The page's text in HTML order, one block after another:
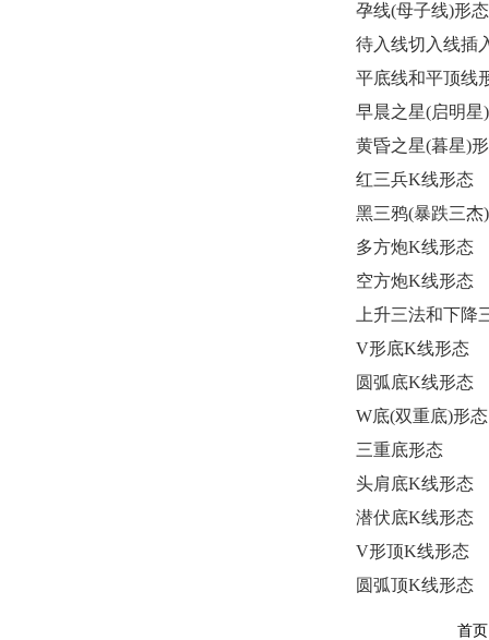
孕线(母子线)形态
待入线切入线插
平底线和平顶线
早晨之星(启明星
黄昏之星(暮星)
红三兵K线形态
黑三鸦(暴跌三杰
多方炮K线形态
空方炮K线形态
上升三法和下降
V形底K线形态
圆弧底K线形态
W底(双重底)形态
三重底形态
头肩底K线形态
潜伏底K线形态
V形顶K线形态
圆弧顶K线形态
首